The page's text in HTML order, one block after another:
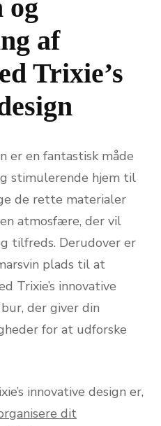
og
af
Trixie’s
er en fantastisk måde
stimulerende hjem til
de rette materialer
atmosfære, der vil
tilfreds. Derudover er
plads til at
Trixie’s innovative
der giver din
for at udforske
innovative design er,
dit